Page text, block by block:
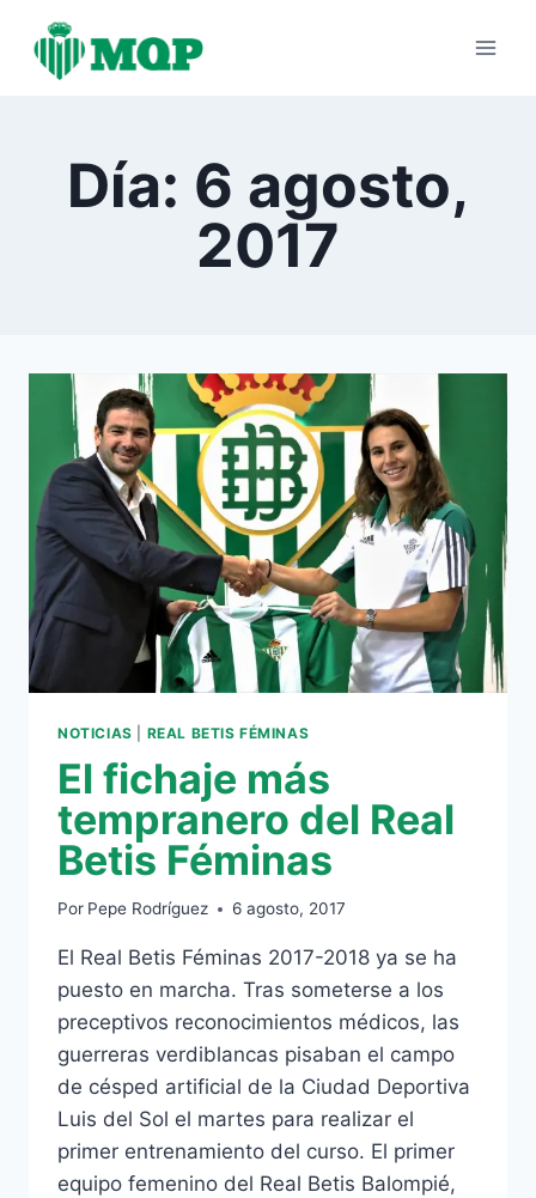
contenido
Día: 6 agosto,
2017
NOTICIAS REAL BETIS FÉMINAS
El fichaje más
tempranero del Real
Betis Féminas
Por Pepe Rodríguez 6 agosto, 2017
El Real Betis Féminas 2017-2018 ya se ha
puesto en marcha. Tras someterse a los
preceptivos reconocimientos médicos, las
guerreras verdiblancas pisaban el campo
de césped artificial de la Ciudad Deportiva
Luis del Sol el martes para realizar el
primer entrenamiento del curso. El primer
equipo femenino del Real Betis Balompié,